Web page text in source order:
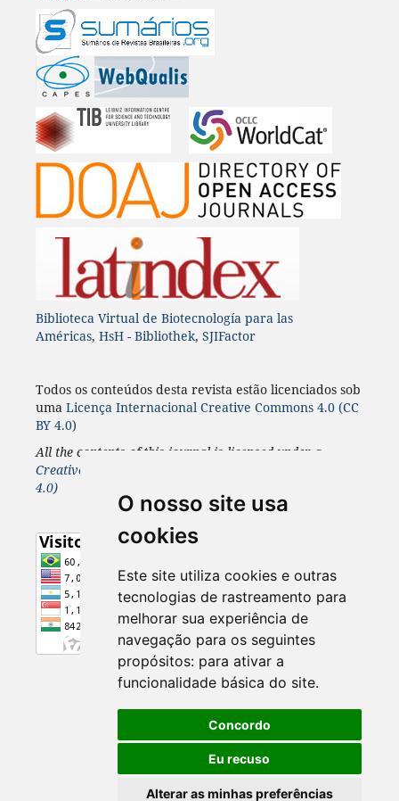
O nosso site usa
cookies
Este site utiliza cookies e outras
tecnologias de rastreamento para
melhorar sua experiência de
navegação para os seguintes
propósitos: para ativar a
funcionalidade básica do site.
Concordo
Eu recuso
Alterar as minhas preferências
Biblioteca Virtual de Biotecnología para las
Américas, HsH - Bibliothek, SJIFactor
Todos os conteúdos desta revista estão licenciados sob
uma Licença Internacional Creative Commons 4.0 (CC
BY 4.0)
All the contents of this journal is licensed under a
Creative Commons 4.0 Internacional
4.0)